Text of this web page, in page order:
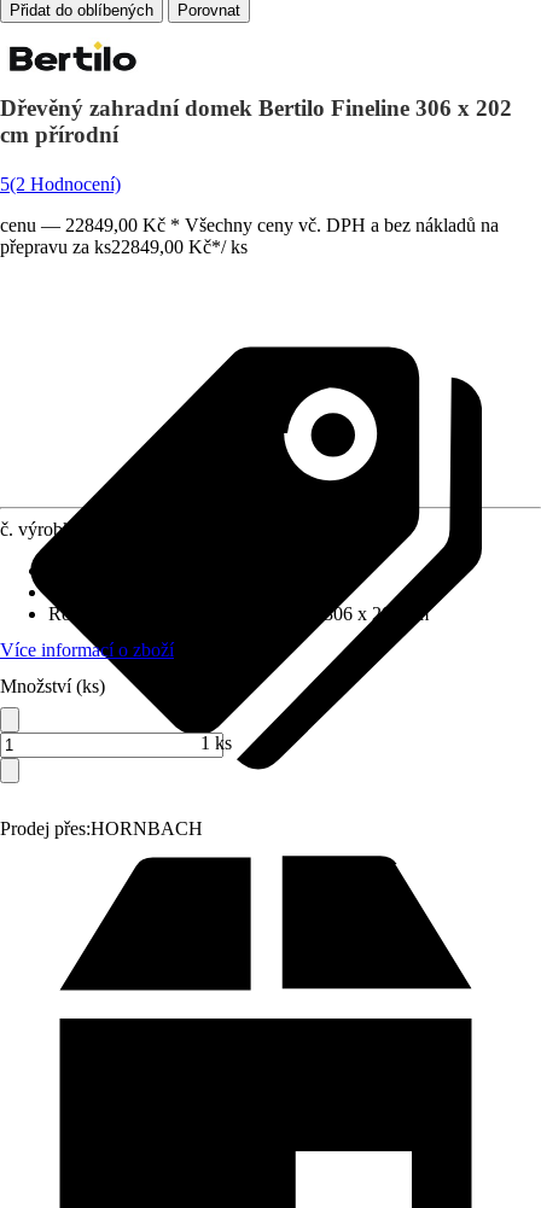
Porovnat
Dřevěný zahradní domek Bertilo Fineline 306 x 202
cm přírodní
5(2 Hodnocení)
cenu — 22849,00 Kč * Všechny ceny vč. DPH a bez nákladů na
přepravu za ks22849,00 Kč*/ ks
Prodej přes:HORNBACH
č. výrobku
Rozměry š x h bez přesahu střechy
306 x 202 cm
Více informací o zboží
Množství (ks)
1 ks